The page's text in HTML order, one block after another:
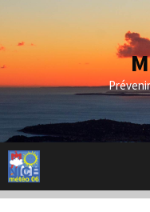
contenu